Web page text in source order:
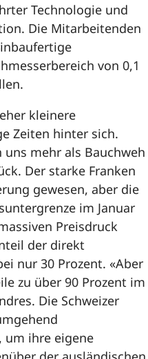
Technologie und
Die Mitarbeitenden
von 0,1
kleinere
Zeiten hinter sich.
mehr als Bauchweh
Der starke Franken
gewesen, aber die
im Januar
Preisdruck
der direkt
nur 30 Prozent. «Aber
zu über 90 Prozent im
Die Schweizer
um ihre eigene